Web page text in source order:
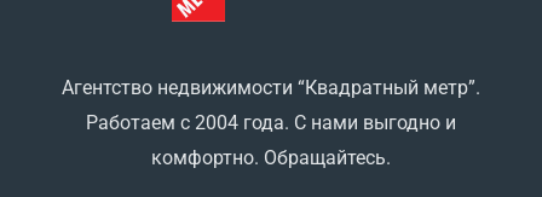
Агентство недвижимости “Квадратный метр”.
Работаем с 2004 года. С нами выгодно и
комфортно. Обращайтесь.